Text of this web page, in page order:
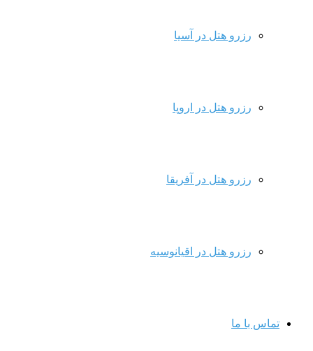
رزرو هتل در آسیا
رزرو هتل در اروپا
رزرو هتل در آفریقا
رزرو هتل در اقیانوسیه
تماس با ما